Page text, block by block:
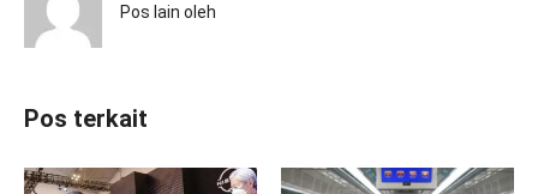
Pos lain oleh
Pos terkait